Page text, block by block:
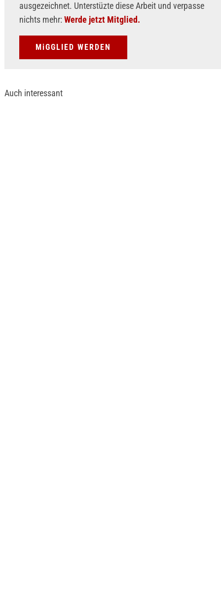
ausgezeichnet. Unterstüzte diese Arbeit und verpasse
nichts mehr: Werde jetzt Mitglied.
MiGGLIED WERDEN
Auch interessant